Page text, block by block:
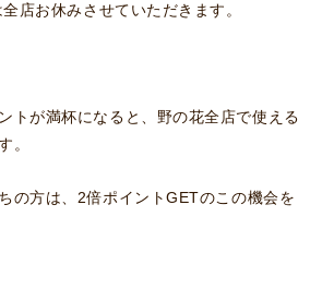
店お休みさせていただきます。
トが満杯になると、野の花全店で使える
。
の方は、2倍ポイントGETのこの機会を